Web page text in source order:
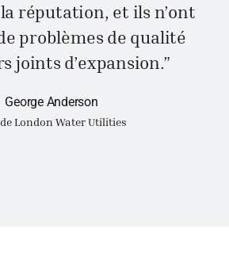
réputation, et ils n’ont
problèmes de qualité
joints d’expansion.”
George Anderson
de London Water Utilities